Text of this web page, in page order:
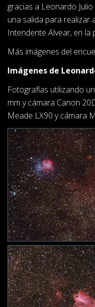
gracias a Leonardo
una salida para realizar
Intendente Alvear, en la
Más imágenes del
Imágenes de
Fotografías utilizando
mm y cámara Canon
Meade LX90 y cámara